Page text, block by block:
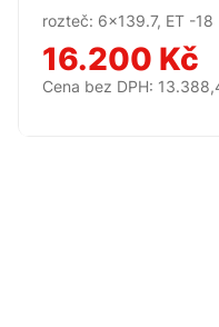
rozteč: 6x139.7, ET -18
16.200 Kč
Cena bez DPH: